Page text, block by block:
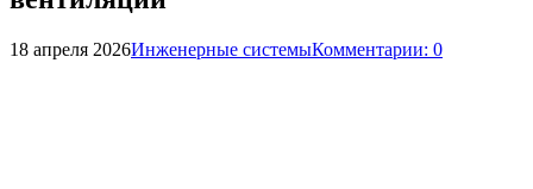
18 апреля 2026Инженерные системыКомментарии: 0